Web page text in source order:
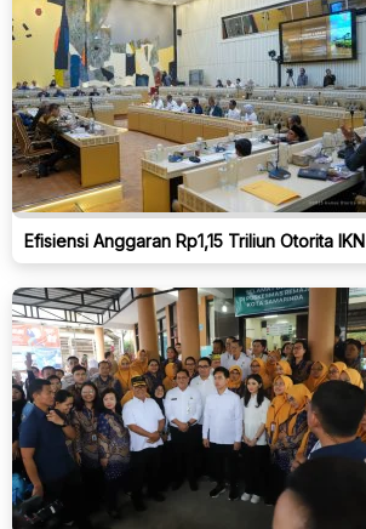
Efisiensi Anggaran Rp1,15 Triliun Otorita IKN